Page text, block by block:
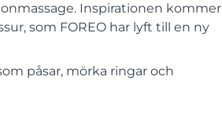
Inspirationen kommer
som FOREO har lyft till en ny
påsar, mörka ringar och